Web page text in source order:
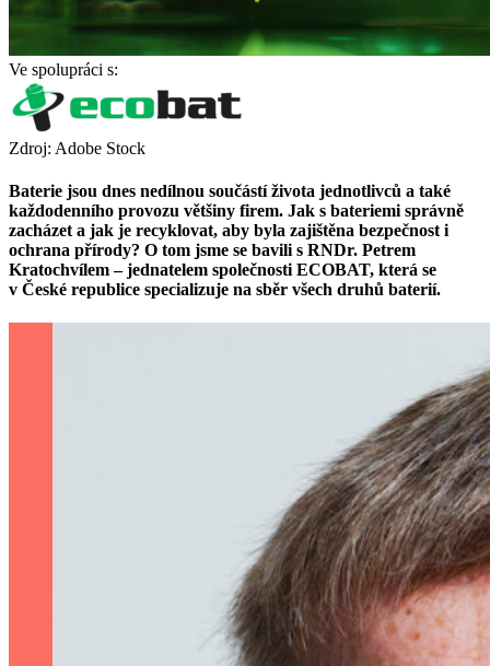
Ve spolupráci s:
Zdroj: Adobe Stock
Baterie jsou dnes nedílnou součástí života jednotlivců a také
každodenního provozu většiny firem. Jak s bateriemi správně
zacházet a jak je recyklovat, aby byla zajištěna bezpečnost i
ochrana přírody? O tom jsme se bavili s RNDr. Petrem
Kratochvílem – jednatelem společnosti ECOBAT, která se
v České republice specializuje na sběr všech druhů baterií.